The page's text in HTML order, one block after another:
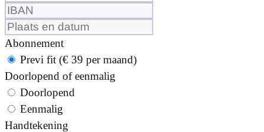
blank
Abonnement
Previ fit (€ 39 per maand)
Doorlopend of eenmalig
Doorlopend
Eenmalig
Handtekening